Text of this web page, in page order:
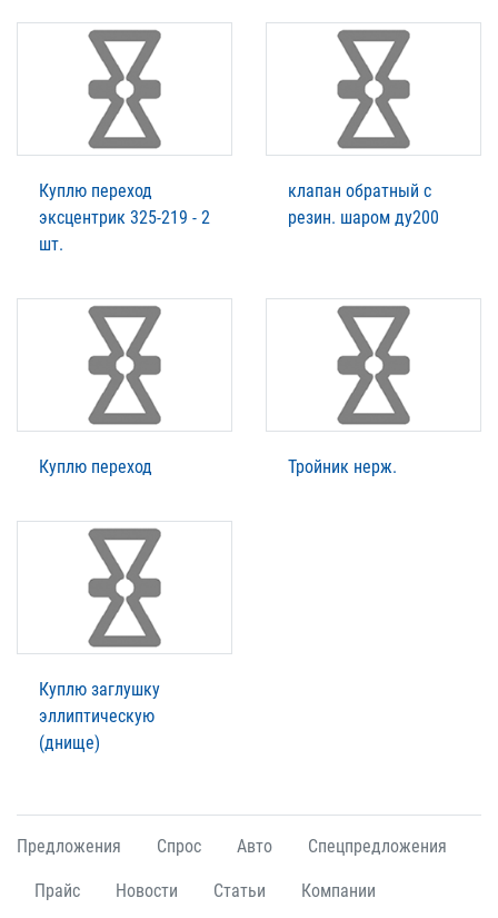
Куплю переход
эксцентрик 325-219 - 2
шт.
клапан обратный с
резин. шаром ду200
Куплю переход Тройник нерж.
Куплю заглушку
эллиптическую
(днище)
Предложения Спрос Авто Спецпредложения
Прайс Новости Статьи Компании